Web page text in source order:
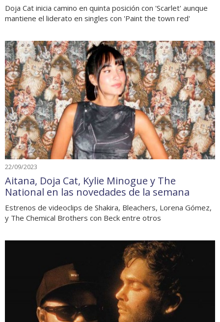
Doja Cat inicia camino en quinta posición con 'Scarlet' aunque
mantiene el liderato en singles con 'Paint the town red'
22/09/2023
Aitana, Doja Cat, Kylie Minogue y The
National en las novedades de la semana
Estrenos de videoclips de Shakira, Bleachers, Lorena Gómez,
y The Chemical Brothers con Beck entre otros